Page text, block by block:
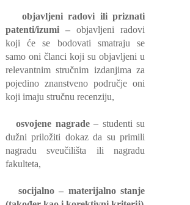
objavljeni radovi ili priznati
patenti/izumi – objavljeni radovi
koji će se bodovati smatraju se
samo oni članci koji su objavljeni u
relevantnim stručnim izdanjima za
pojedino znanstveno područje oni
koji imaju stručnu recenziju,
osvojene nagrade– studenti su
dužni priložiti dokaz da su primili
nagradu sveučilišta ili nagradu
fakulteta,
socijalno – materijalno stanje